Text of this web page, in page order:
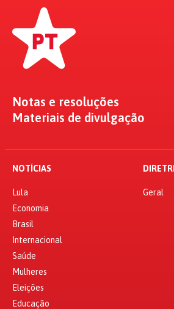
Notas e resoluções
Materiais de divulgação
NOTÍCIAS
Lula
Economia
Brasil
Internacional
Saúde
Mulheres
Eleições
Educação
Geral